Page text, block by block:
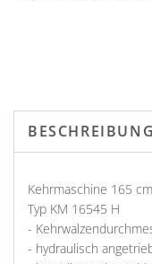
BESCHREIBUNG
Kehrmaschine 165
Typ KM 16545 H
-
- hydraulisch